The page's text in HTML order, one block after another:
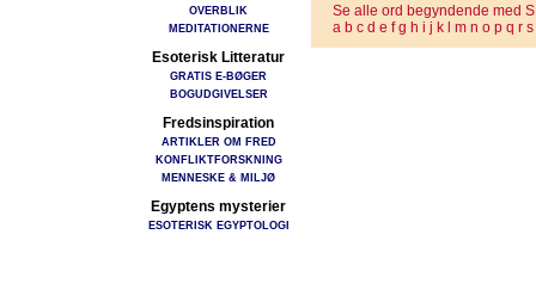
OVERBLIK
MEDITATIONERNE
Esoterisk Litteratur
GRATIS E-BØGER
BOGUDGIVELSER
Fredsinspiration
ARTIKLER OM FRED
KONFLIKTFORSKNING
MENNESKE & MILJØ
Egyptens mysterier
ESOTERISK EGYPTOLOGI
Se alle ord begyndende med S
a b c d e f g h i j k m n o p q r s